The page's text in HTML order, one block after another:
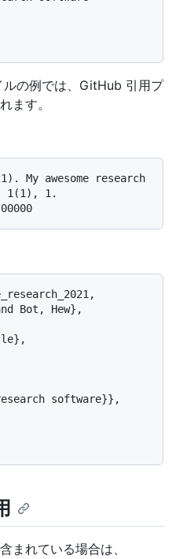
ルの例では、GitHub 引用プ
ます。
My awesome research
1(1), 1.
まれている場合は、